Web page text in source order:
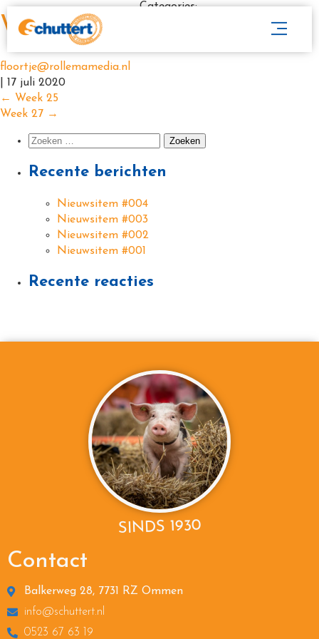
Week 26
floortje@rollemamedia.nl
17 juli 2020
Categories:
← Week 25
Week 27 →
Recente berichten
Nieuwsitem #004
Nieuwsitem #003
Nieuwsitem #002
Nieuwsitem #001
Recente reacties
SINDS 1930
Contact
Balkerweg 28, 7731 RZ Ommen
info@schuttert.nl
0523 67 63 19